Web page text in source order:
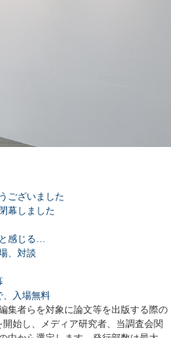
ございました
幕しました
感じる…
、対談
、入場無料
集者らを対象に論文等を出版する際の
始し、メディア研究者、当調査会関